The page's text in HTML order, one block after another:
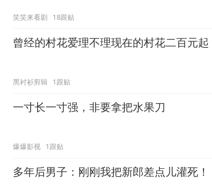
笑笑来看剧 18跟贴
曾经的村花爱理不理现在的村花二百元起
黑衬衫剪辑 1跟贴
一寸长一寸强，非要拿把水果刀
爆爆影视 1跟贴
多年后男子：刚刚我把新郎差点儿灌死！